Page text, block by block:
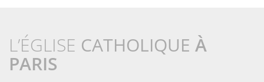
L’ÉGLISE CATHOLIQUE À
PARIS